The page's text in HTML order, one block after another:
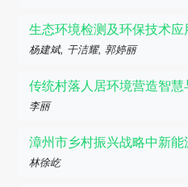
生态环境检测及环保技术应
杨建斌, 干洁耀, 郭婷丽
传统村落人居环境营造智慧
李丽
漳州市乡村振兴战略中新能
林徐屹